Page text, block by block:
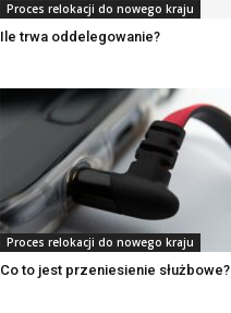
Proces relokacji do nowego kraju
Ile trwa oddelegowanie?
Proces relokacji do nowego kraju
Co to jest przeniesienie służbowe?